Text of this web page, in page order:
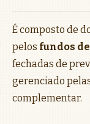
É composto de
pelos fundos
fechadas de
gerenciado
complementar.